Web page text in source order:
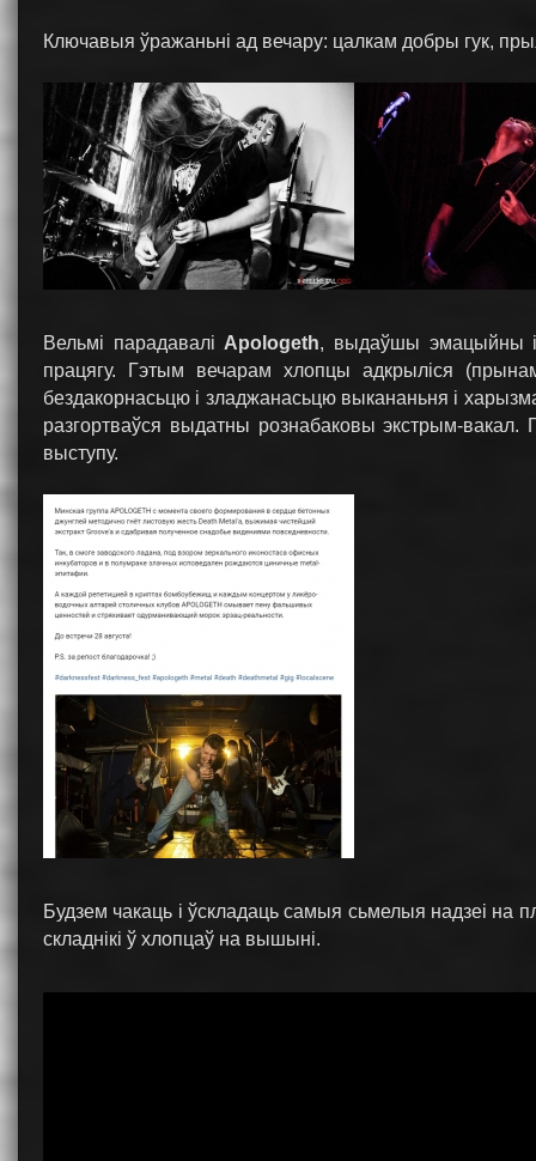
Ключавыя ўражаньні ад вечару: цалкам добры гук,
Вельмі парадавалі Apologeth, выдаўшы эмацыйны і
працягу. Гэтым вечарам хлопцы адкрыліся
бездакорнасьцю і зладжанасьцю выкананьня і
разгортваўся выдатны рознабаковы экстрым-
выступу.
Будзем чакаць і ўскладаць самыя сьмелыя надзеі на
складнікі ў хлопцаў на вышыні.